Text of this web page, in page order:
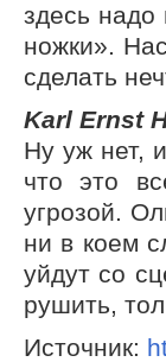
здесь надо
ножки».
сделать
Karl Ernst
Ну уж нет,
что это
угрозой.
ни в коем
уйдут со
рушить,
Источник: